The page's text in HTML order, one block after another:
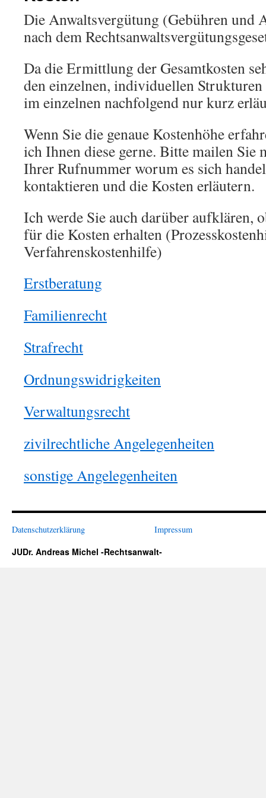
Die Anwaltsvergütung (Gebühren und
nach dem
Da die Ermittlung der Gesamtkosten
den einzelnen, individuellen Strukturen
im einzelnen nachfolgend nur kurz
Wenn Sie die genaue Kostenhöhe
ich Ihnen diese gerne. Bitte mailen Sie
Ihrer Rufnummer worum es sich
kontaktieren und die Kosten erläutern.
Ich werde Sie auch darüber aufklären,
für die Kosten erhalten
Verfahrenskostenhilfe)
Erstberatung
Familienrecht
Strafrecht
Ordnungswidrigkeiten
Verwaltungsrecht
zivilrechtliche Angelegenheiten
sonstige Angelegenheiten
Datenschutzerklärung Impressum
JUDr. Andreas Michel -Rechtsanwalt-